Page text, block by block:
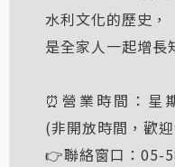
水利文化的歷史，
是全家人一起增長
⏰營業時間：星
(非開放時間，歡
👉聯絡窗口：05-